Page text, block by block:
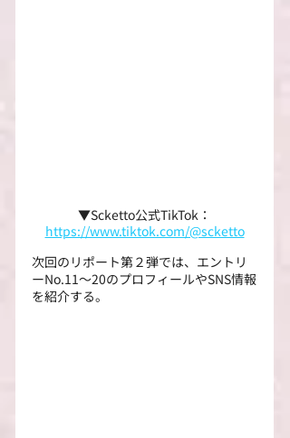
▼Scketto公式TikTok：
https://www.tiktok.com/@scketto
次回のリポート第２弾では、エントリ
ーNo.11～20のプロフィールやSNS情報
を紹介する。